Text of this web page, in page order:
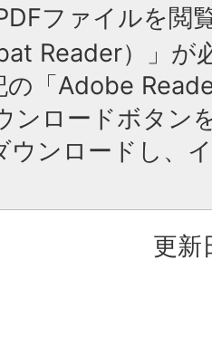
ファイルを閲
Reader）」が
の「Adobe
ンロードボタン
ウンロードし、
更新